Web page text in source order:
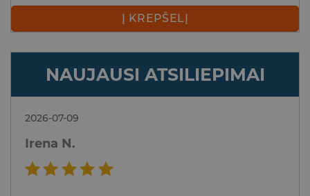
Į KREPŠELĮ
NAUJAUSI ATSILIEPIMAI
2026-07-09
Irena N.